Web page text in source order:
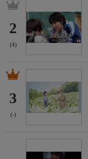
2
(4)
3
(-)